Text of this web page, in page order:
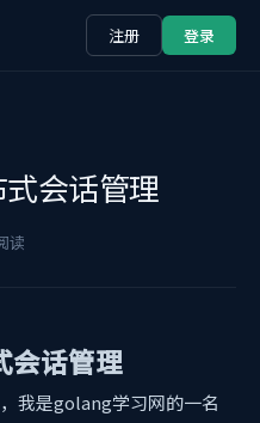
注册 登录
会话管理
读
会话管理
我是golang学习网的一名